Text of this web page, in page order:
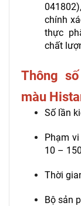
041802),
chính
thực
chất
Thông
màu
Số lần
Phạm
10 –
Thời
Bộ sản